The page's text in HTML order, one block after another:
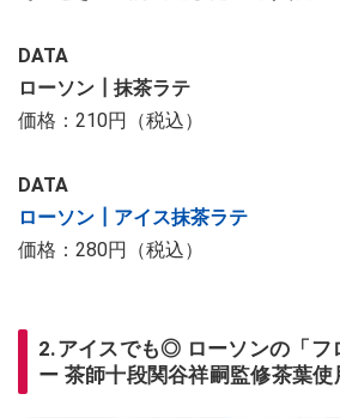
DATA
ローソン┃抹茶ラテ
価格：210円（税込）
DATA
ローソン┃アイス抹茶ラテ
価格：280円（税込）
2.アイスでも◎ ローソンの「フ
ー 茶師十段関谷祥嗣監修茶葉使